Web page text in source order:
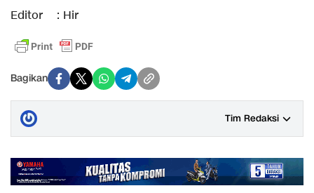
Editor : Hir
Bagikan
Tim Redaksi